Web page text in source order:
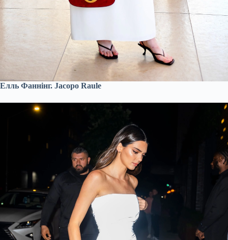
Елль Фаннінг. Jacopo Raule